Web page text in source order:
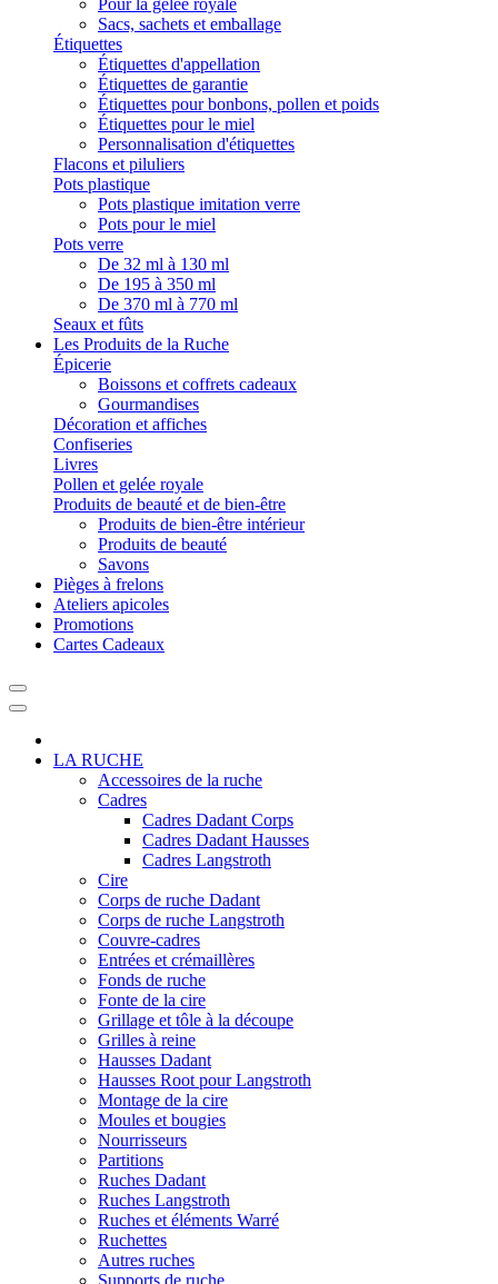
Pour la gelée royale
Sacs, sachets et emballage
Étiquettes
Étiquettes d'appellation
Étiquettes de garantie
Étiquettes pour bonbons, pollen et poids
Étiquettes pour le miel
Personnalisation d'étiquettes
Flacons et piluliers
Pots plastique
Pots plastique imitation verre
Pots pour le miel
Pots verre
De 32 ml à 130 ml
De 195 à 350 ml
De 370 ml à 770 ml
Seaux et fûts
Les Produits de la Ruche
Épicerie
Boissons et coffrets cadeaux
Gourmandises
Décoration et affiches
Confiseries
Livres
Pollen et gelée royale
Produits de beauté et de bien-être
Produits de bien-être intérieur
Produits de beauté
Savons
Pièges à frelons
Ateliers apicoles
Promotions
Cartes Cadeaux
LA RUCHE
Accessoires de la ruche
Cadres
Cadres Dadant Corps
Cadres Dadant Hausses
Cadres Langstroth
Cire
Corps de ruche Dadant
Corps de ruche Langstroth
Couvre-cadres
Entrées et crémaillères
Fonds de ruche
Fonte de la cire
Grillage et tôle à la découpe
Grilles à reine
Hausses Dadant
Hausses Root pour Langstroth
Montage de la cire
Moules et bougies
Nourrisseurs
Partitions
Ruches Dadant
Ruches Langstroth
Ruches et éléments Warré
Ruchettes
Autres ruches
Supports de ruche